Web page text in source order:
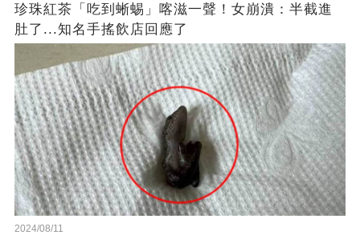
珍珠紅茶「吃到蜥蜴」喀滋一聲！女崩潰：半截進
肚了...知名手搖飲店回應了
2024/08/11